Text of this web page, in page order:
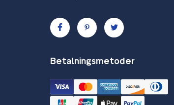
Betalningsmetoder